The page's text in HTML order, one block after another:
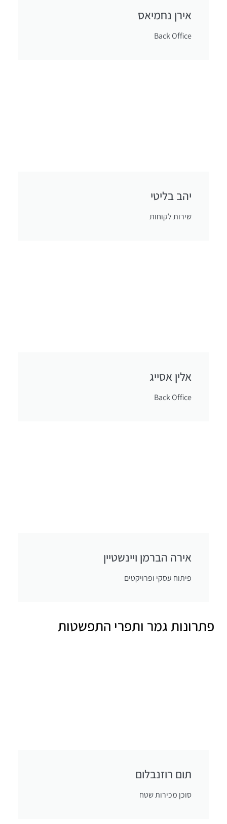
אירן נחמיאס
Back Office
יהב בליטי
שירות לקוחות
אלין אסייג
Back Office
אירה הברמן ויינשטיין
פיתוח עסקי ופרויקטים
פתרונות גמר ותפרי התפשטות
תום רוזנבלום
סוכן מכירות שטח